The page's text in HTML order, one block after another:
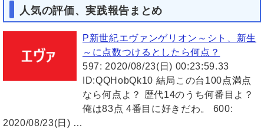
人気の評価、実践報告まとめ
P新世紀エヴァンゲリオン～シト、新生
～に点数つけるとしたら何点？
597: 2020/08/23(日) 00:23:59.33
ID:QQHobQk10 結局この台100点満点
なら何点よ？ 歴代14のうち何番目よ？
俺は83点 4番目に好きだわ。 600:
2020/08/23(日) …